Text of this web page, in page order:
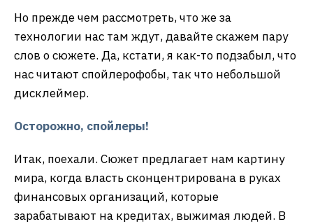
Но прежде чем рассмотреть, что же за
технологии нас там ждут, давайте скажем пару
слов о сюжете. Да, кстати, я как-то подзабыл, что
нас читают спойлерофобы, так что небольшой
дисклеймер.
Осторожно, спойлеры!
Итак, поехали. Сюжет предлагает нам картину
мира, когда власть сконцентрирована в руках
финансовых организаций, которые
зарабатывают на кредитах, выжимая людей. В